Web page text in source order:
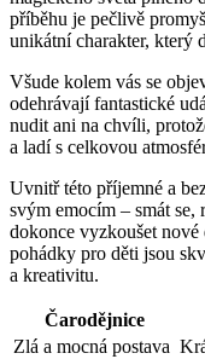
příběhu ‌je pečlivě
unikátní charakter, který
Všude kolem vás​ se
odehrávají ⁤fantastické
nudit⁢ ani na chvíli,
a ladí ‌s ⁣celkovou
Uvnitř této příjemné a
svým emocím – smát se,
dokonce vyzkoušet‌
pohádky​ pro ⁣děti jsou
a kreativitu.
Čarodějnice
Zlá a⁤ mocná postava